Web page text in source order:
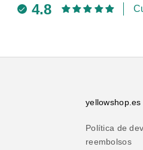
4.8
yellowshop.es
Política de
reembolsos